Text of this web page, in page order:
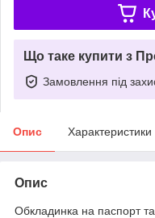
Що таке купити з
Замовлення під
Опис Характеристики
Опис
Обкладинка на паспорт